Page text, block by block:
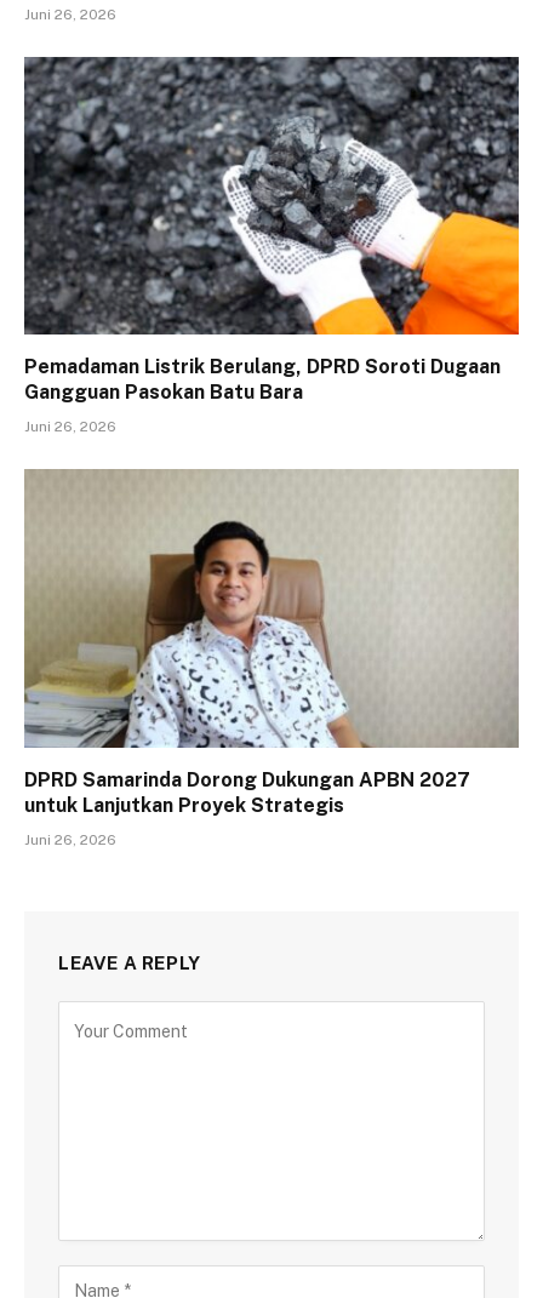
Juni 26, 2026
Pemadaman Listrik Berulang, DPRD Soroti Dugaan
Gangguan Pasokan Batu Bara
Juni 26, 2026
DPRD Samarinda Dorong Dukungan APBN 2027
untuk Lanjutkan Proyek Strategis
Juni 26, 2026
LEAVE A REPLY